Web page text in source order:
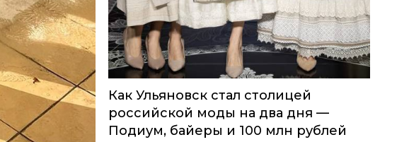
Как Ульяновск стал столицей
российской моды на два дня —
Подиум, байеры и 100 млн рублей